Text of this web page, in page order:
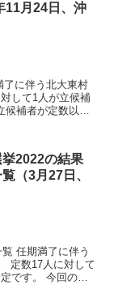
11月24日、沖
了に伴う北大東村
して1人が立候補
補者が定数以下
2022の結果
（3月27日、
任期満了に伴う
定数17人に対して
です。 今回の記